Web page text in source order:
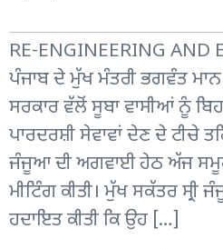
RE-ENGINEERING AND
ਪੰਜਾਬ ਦੇ ਮੁੱਖ ਮੰਤਰੀ ਭਗਵੰਤ ਮਾਨ
ਸਰਕਾਰ ਵੱਲੋਂ ਸੂਬਾ ਵਾਸੀਆਂ ਨੂੰ
ਪਾਰਦਰਸ਼ੀ ਸੇਵਾਵਾਂ ਦੇਣ ਦੇ ਟੀਚੇ
ਜੰਜੂਆ ਦੀ ਅਗਵਾਈ ਹੇਠ ਅੱਜ ਸਮੂਹ
ਮੀਟਿੰਗ ਕੀਤੀ। ਮੁੱਖ ਸਕੱਤਰ ਸ੍ਰੀ
ਹਦਾਇਤ ਕੀਤੀ ਕਿ ਉਹ […]